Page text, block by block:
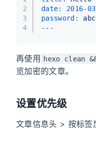
2
3
4
date:
2016-
password:
---
再使用 hexo clean
览加密的文章。
设置优先级
文章信息头 > 按标签